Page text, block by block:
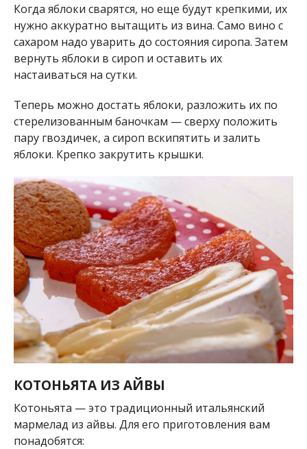
Когда яблоки сварятся, но еще будут крепкими, их
нужно аккуратно вытащить из вина. Само вино с
сахаром надо уварить до состояния сиропа. Затем
вернуть яблоки в сироп и оставить их
настаиваться на сутки.
Теперь можно достать яблоки, разложить их по
стерелизованным баночкам — сверху положить
пару гвоздичек, а сироп вскипятить и залить
яблоки. Крепко закрутить крышки.
КОТОНЬЯТА ИЗ АЙВЫ
Котоньята — это традиционный итальянский
мармелад из айвы. Для его приготовления вам
понадобятся: